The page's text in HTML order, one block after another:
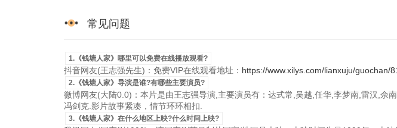
常见问题
1.《钱塘人家》哪里可以免费在线播放观看?
抖音网友(王志强先生)：免费VIP在线观看地址： https://www.xilys.com/lianxuju/guochan/
2.《钱塘人家》导演是谁?有哪些主要演员?
微博网友(大陆0.0)：本片是由王志强导演,主要演员有：达式常,吴越,任华,李梦南,雷汉,佘
冯剑克.影片故事紧凑，情节环环相扣.
3.《钱塘人家》在什么地区上映?什么时间上映?